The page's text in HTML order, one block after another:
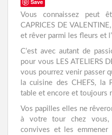
CONTACT
Save
Vous connaissez peut
CAPRICES DE
et rêver parmi les fleurs et
C’est avec autant de
pour vous LES ATELIERS
vous pourrez venir passer
la cuisine des CHEFS, la
table et encore et toujours
Vos papilles elles ne
à votre tour chez vous,
convives et les emmener